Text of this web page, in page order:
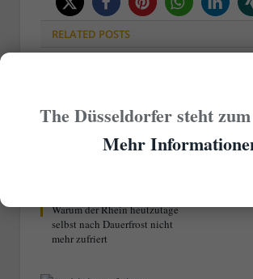
RELATED POSTS
Warum der Rhein heutzutage
selbst nach Dauerfrost nicht
mehr zufriert
The Düsseldorfer steht
Mehr